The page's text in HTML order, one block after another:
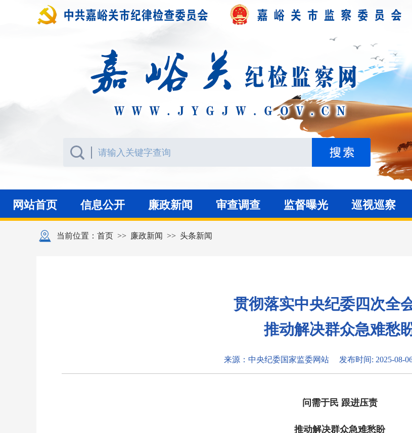
网站首页 信息公开 廉政新闻 审查调查 监督曝光 巡视巡察
当前位置： 首页 >> 廉政新闻 >> 头条新闻
贯彻落实中央纪委四次全
推动解决群众急难愁
来源：中央纪委国家监委网站 发布时间: 2025-08-
问需于民 跟进压责
推动解决群众急难愁盼